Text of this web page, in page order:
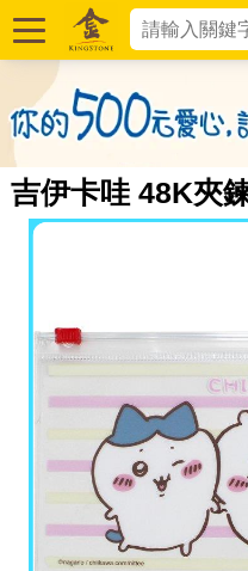
吉伊卡哇 48K夾